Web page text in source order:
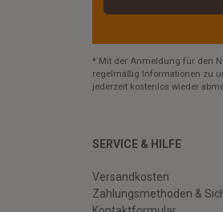
* Mit der Anmeldung für den
regelmäßig Informationen zu
jederzeit kostenlos wieder
SERVICE & HILFE
Versandkosten
Zahlungsmethoden &